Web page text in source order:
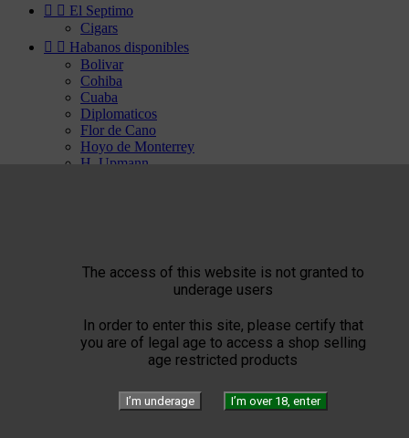
The access of this website is not granted to
underage users
In order to enter this site, please certify that
you are of legal age to access a shop selling
age restricted products
I’m underage I’m over 18, enter
  El Septimo
Cigars
  Habanos disponibles
Bolivar
Cohiba
Cuaba
Diplomaticos
Flor de Cano
Hoyo de Monterrey
H. Upmann
Quintero
Rafael Gonzalez
Rey del Mundo
Romeo Y Julieta
San Cristobal
Vegas Robaina
Vegueros